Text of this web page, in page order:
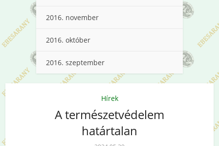
2016. november
2016. október
2016. szeptember
Hírek
A természetvédelem
határtalan